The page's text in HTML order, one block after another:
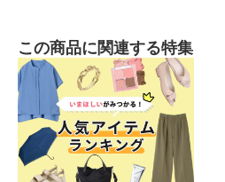
この商品に関連する特集